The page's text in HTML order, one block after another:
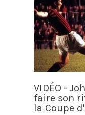
VIDÉO -
faire son
la Coupe